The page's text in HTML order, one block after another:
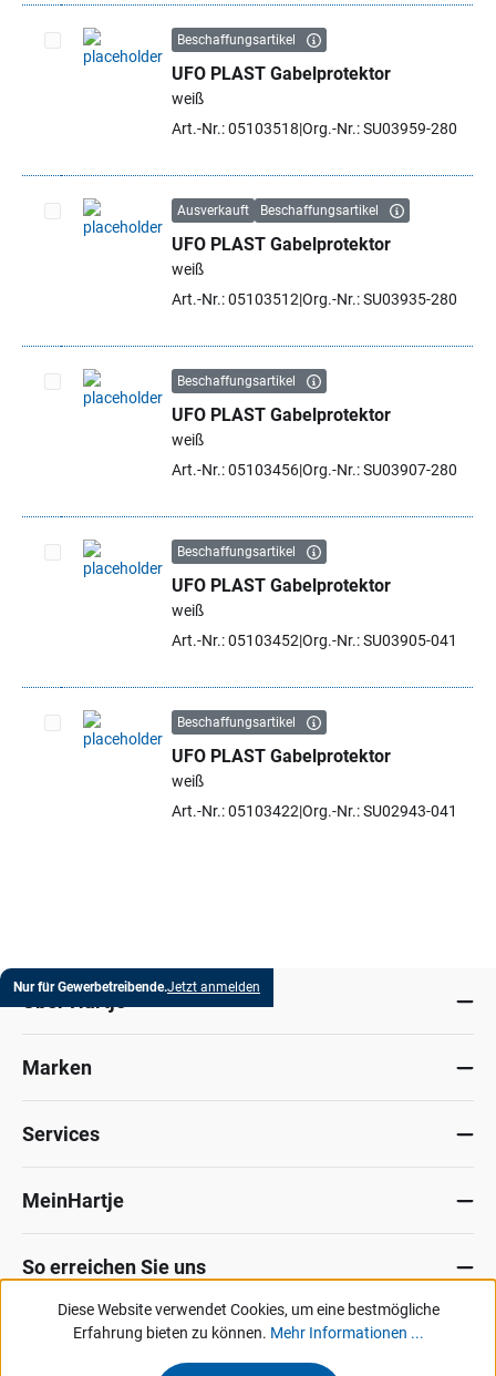
Artikel auswählen
Beschaffungsartikel
UFO PLAST Gabelprotektor
weiß
Art.-Nr.: 05103518 Org.-Nr.: SU03959-280
Artikel auswählen
Ausverkauft Beschaffungsartikel
UFO PLAST Gabelprotektor
weiß
Art.-Nr.: 05103512 Org.-Nr.: SU03935-280
Artikel auswählen
Beschaffungsartikel
UFO PLAST Gabelprotektor
weiß
Art.-Nr.: 05103456Org.-Nr.: SU03907-280
Artikel auswählen
Beschaffungsartikel
UFO PLAST Gabelprotektor
weiß
Art.-Nr.: 05103452 Org.-Nr.: SU03905-041
Artikel auswählen
Beschaffungsartikel
UFO PLAST Gabelprotektor
weiß
Art.-Nr.: 05103422 Org.-Nr.: SU02943-041
Nur für Gewerbetreibende.Jetzt anmelden
Marken
Services
MeinHartje
So erreichen Sie uns
Datenschutz ImpressumAllg. Verkaufsbedingungen
KontaktHinweisgeber-Portal
Diese Website verwendet Cookies, um eine bestmögliche
Erfahrung bieten zu können. Mehr Informationen ...